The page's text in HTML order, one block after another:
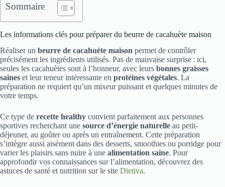
Sommaire
Les informations clés pour préparer du beurre de cacahuète maison
Réaliser un beurre de cacahuète maison permet de contrôler
précisément les ingrédients utilisés. Pas de mauvaise surprise : ici,
seules les cacahuètes sont à l’honneur, avec leurs bonnes graisses
saines et leur teneur intéressante en protéines végétales. La
préparation ne requiert qu’un mixeur puissant et quelques minutes de
votre temps.
Ce type de recette healthy convient parfaitement aux personnes
sportives recherchant une source d’énergie naturelle au petit-
déjeuner, au goûter ou après un entraînement. Cette préparation
s’intègre aussi aisément dans des desserts, smoothies ou porridge pour
varier les plaisirs sans nuire à une alimentation saine. Pour
approfondir vos connaissances sur l’alimentation, découvrez des
astuces de santé et nutrition sur le site Dietiva.